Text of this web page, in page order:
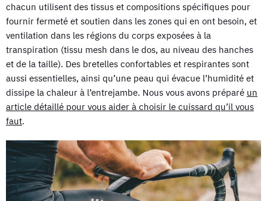
chacun utilisent des tissus et compositions spécifiques pour
fournir fermeté et soutien dans les zones qui en ont besoin, et
ventilation dans les régions du corps exposées à la
transpiration (tissu mesh dans le dos, au niveau des hanches
et de la taille). Des bretelles confortables et respirantes sont
aussi essentielles, ainsi qu’une peau qui évacue l’humidité et
dissipe la chaleur à l’entrejambe. Nous vous avons préparé un
article détaillé pour vous aider à choisir le cuissard qu’il vous
faut.